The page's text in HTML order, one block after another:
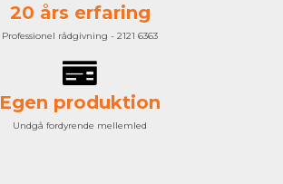
20 års erfaring
Professionel rådgivning - 2121 6363
Egen produktion
Undgå fordyrende mellemled